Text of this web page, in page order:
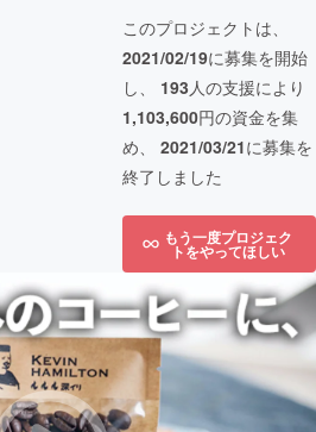
このプロジェクトは、
2021/02/19に募集を開始
し、 193人の支援により
1,103,600円の資金を集
め、 2021/03/21に募集を
終了しました
もう一度プロジェク
トをやってほしい